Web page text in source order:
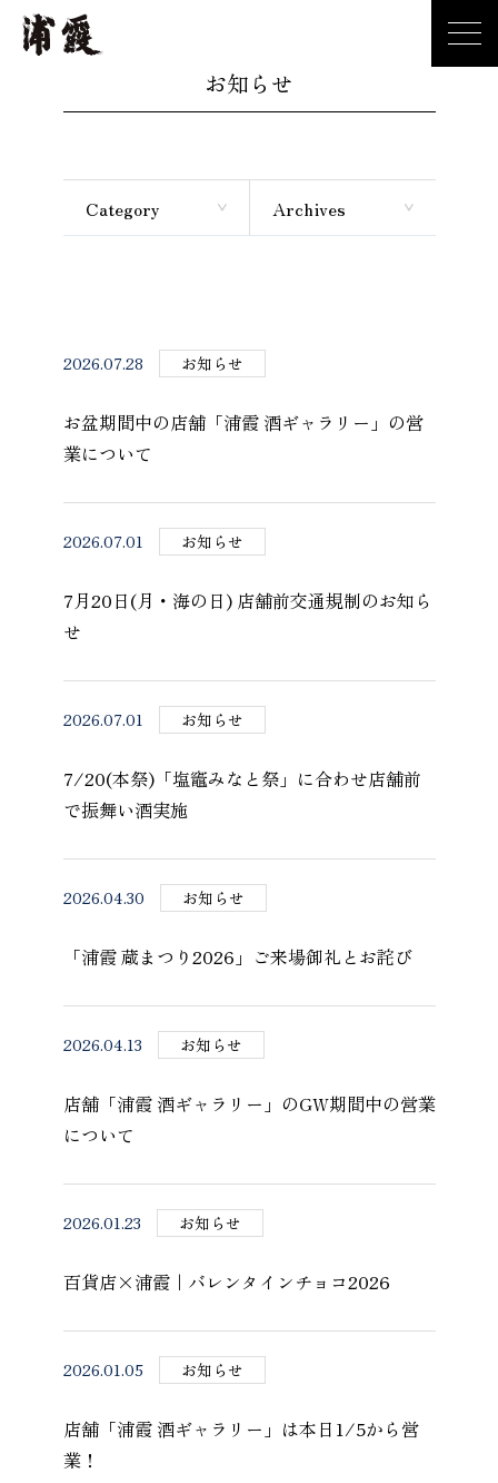
お知らせ
Category Archives
2026.07.28 お知らせ
お盆期間中の店舗「浦霞 酒ギャラリー」の営
業について
2026.07.01 お知らせ
7月20日(月・海の日) 店舗前交通規制のお知ら
せ
2026.07.01 お知らせ
7/20(本祭)「塩竈みなと祭」に合わせ店舗前
で振舞い酒実施
2026.04.30 お知らせ
「浦霞 蔵まつり2026」ご来場御礼とお詫び
2026.04.13 お知らせ
店舗「浦霞 酒ギャラリー」のGW期間中の営業
について
2026.01.23 お知らせ
百貨店×浦霞｜バレンタインチョコ2026
2026.01.05 お知らせ
店舗「浦霞 酒ギャラリー」は本日1/5から営
業！